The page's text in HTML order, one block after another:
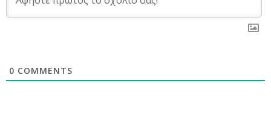
0 COMMENTS